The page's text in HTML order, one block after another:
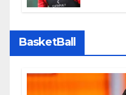
BasketBall